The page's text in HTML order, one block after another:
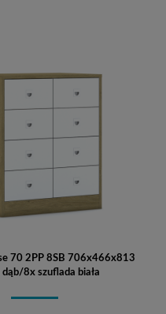
70 2PP 8SB 706x466x813
dąb/8x szuflada biała